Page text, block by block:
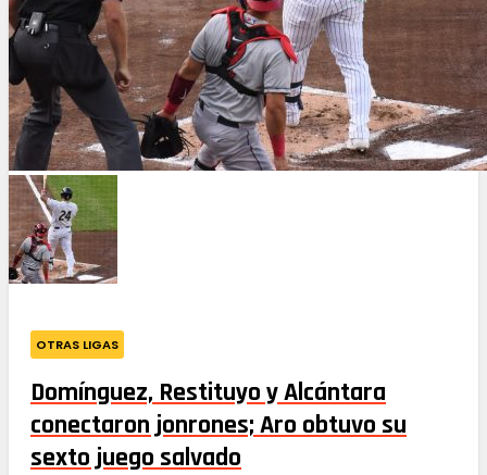
OTRAS LIGAS
Domínguez, Restituyo y Alcántara
conectaron jonrones; Aro obtuvo su
sexto juego salvado